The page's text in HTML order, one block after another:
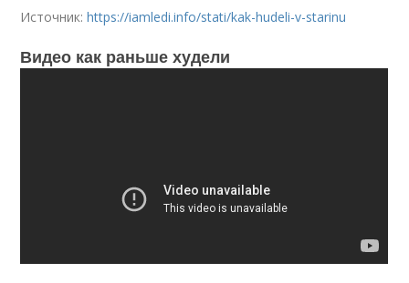
Источник:https://iamledi.info/stati/kak-hudeli-v-starinu
Видео как раньше худели